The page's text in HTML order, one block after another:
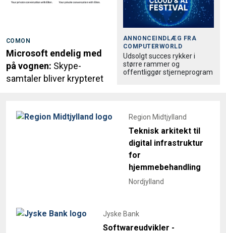
COMON
Microsoft endelig med
på vognen: Skype-
samtaler bliver krypteret
ANNONCEINDLÆG FRA
COMPUTERWORLD
Udsolgt succes rykker i
større rammer og
offentliggør stjerneprogram
Region Midtjylland
Teknisk arkitekt til
digital infrastruktur
for
hjemmebehandling
Nordjylland
Jyske Bank
Softwareudvikler -